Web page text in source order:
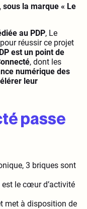
la marque « Le
au PDP, Le
réussir ce projet
est un point de
, dont les
numérique des
leur
passe
3 briques sont
est le cœur d’activité
met à disposition de